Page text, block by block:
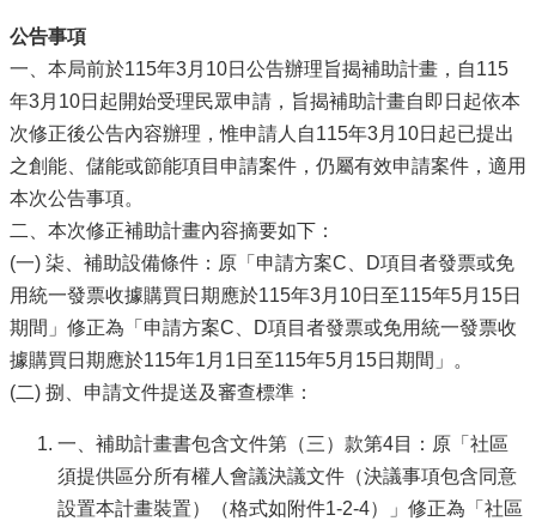
公告事項
一、本局前於115年3月10日公告辦理旨揭補助計畫，自115
年3月10日起開始受理民眾申請，旨揭補助計畫自即日起依本
次修正後公告內容辦理，惟申請人自115年3月10日起已提出
之創能、儲能或節能項目申請案件，仍屬有效申請案件，適用
本次公告事項。
二、本次修正補助計畫內容摘要如下：
(一) 柒、補助設備條件：原「申請方案C、D項目者發票或免
用統一發票收據購買日期應於115年3月10日至115年5月15日
期間」修正為「申請方案C、D項目者發票或免用統一發票收
據購買日期應於115年1月1日至115年5月15日期間」。
(二) 捌、申請文件提送及審查標準：
一、補助計畫書包含文件第（三）款第4目：原「社區
須提供區分所有權人會議決議文件（決議事項包含同意
設置本計畫裝置）（格式如附件1-2-4）」修正為「社區